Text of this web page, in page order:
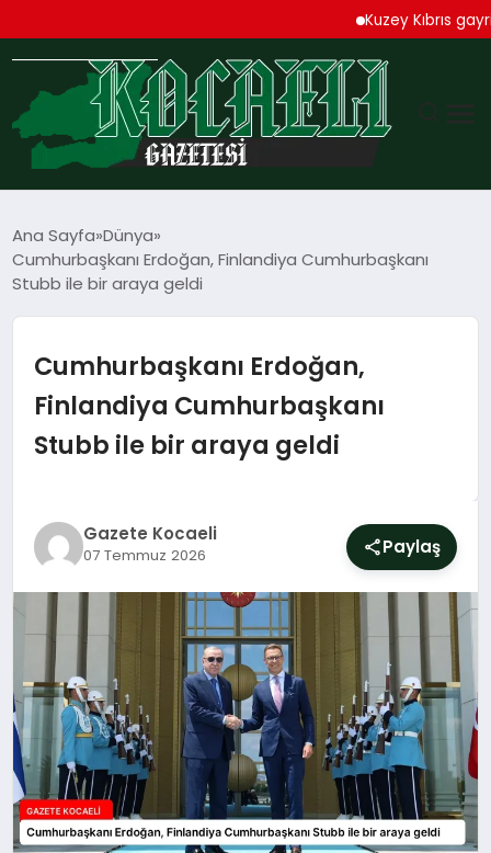
Kuzey Kıbrıs
TEKNOLOJI
MAGAZIN
YAŞAM
DÜNYA
SAĞLIK
EĞITIM
Ana Sayfa Dünya
Cumhurbaşkanı Erdoğan, Finlandiya Cumhurbaşkanı
Stubb ile bir araya geldi
Cumhurbaşkanı Erdoğan,
Finlandiya Cumhurbaşkanı
Stubb ile bir araya geldi
Gazete Kocaeli
07 Temmuz 2026 Paylaş